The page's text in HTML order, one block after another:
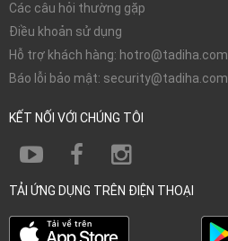
Các câu hỏi thường gặp
Điều khoản sử dụng
Hỗ trợ khách hàng: hotro@tadiha.com
Báo lỗi bảo mật: security@tadiha.com
KẾT NỐI VỚI CHÚNG TÔI
TẢI ỨNG DỤNG TRÊN ĐIỆN THOẠI